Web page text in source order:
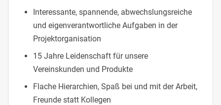
Interessante, spannende, abwechslungsreiche
und eigenverantwortliche Aufgaben in der
Projektorganisation
15 Jahre Leidenschaft für unsere
Vereinskunden und Produkte
Flache Hierarchien, Spaß bei und mit der Arbeit,
Freunde statt Kollegen